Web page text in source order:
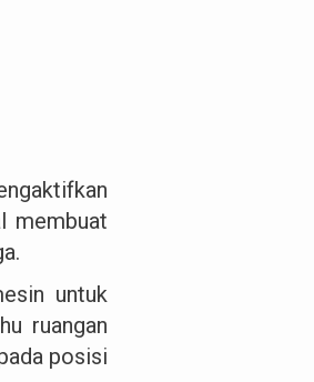
membuat
untuk
ruangan
posisi